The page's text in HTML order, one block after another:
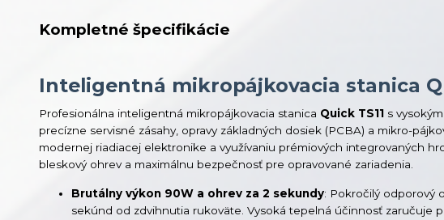
Kompletné špecifikácie
Inteligentná mikropájkovacia stanica
Profesionálna inteligentná mikropájkovacia stanica Quick TS11 s
precízne servisné zásahy, opravy základných dosiek (PCBA) a mikro-
modernej riadiacej elektronike a využívaniu prémiových integrovaných
bleskový ohrev a maximálnu bezpečnosť pre opravované zariadenia.
Brutálny výkon 90W a ohrev za 2 sekundy: Pokročilý odporový
sekúnd od zdvihnutia rukoväte. Vysoká tepelná účinnosť zaručuje